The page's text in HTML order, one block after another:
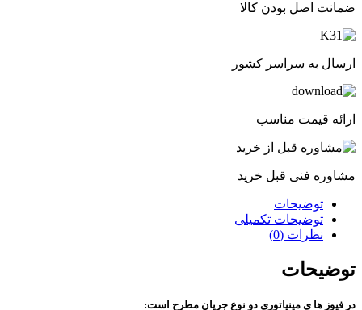
ضمانت اصل بودن کالا
ارسال به سراسر کشور
ارائه قیمت مناسب
مشاوره فنی قبل خرید
توضیحات
توضیحات تکمیلی
نظرات (0)
توضیحات
در فیوز ها ی مینیاتوری دو نوع جریان مطرح است: